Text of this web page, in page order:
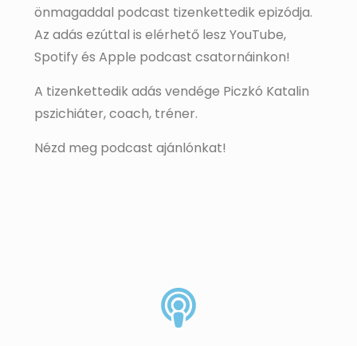
önmagaddal podcast tizenkettedik epizódja.
Az adás ezúttal is elérhető lesz YouTube,
Spotify és Apple podcast csatornáinkon!
A tizenkettedik adás vendége Piczkó Katalin
pszichiáter, coach, tréner.
Nézd meg podcast ajánlónkat!